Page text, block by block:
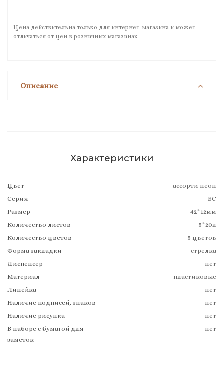
Цена действительна только для интернет-магазина и может
отличаться от цен в розничных магазинах
Описание
Характеристики
Цвет
ассорти неон
Серия
БС
Размер
42*12мм
Количество листов
5*20л
Количество цветов
5 цветов
Форма закладки
стрелка
Диспенсер
нет
Материал
пластиковые
Линейка
нет
Наличие подписей, знаков
нет
Наличие рисунка
нет
В наборе с бумагой для
заметок
нет